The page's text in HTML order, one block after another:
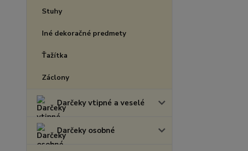
Stuhy
Iné dekoračné predmety
Ťažítka
Záclony
Darčeky vtipné a veselé
Darčeky osobné